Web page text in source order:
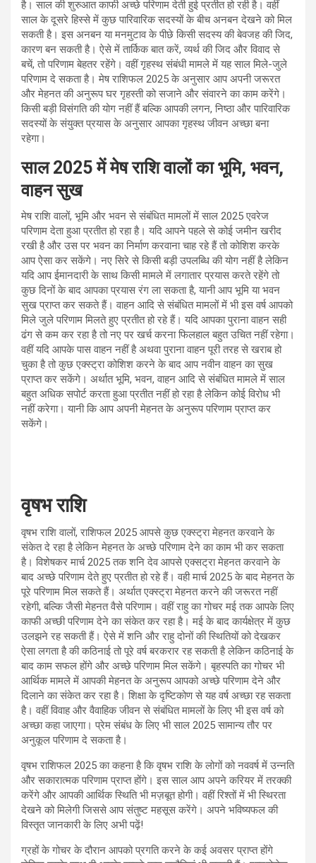
है। साल की शुरुआत काफी अच्छे परिणाम देती हुई प्रतीत हो रही है। वहीं
साल के दूसरे हिस्से में कुछ पारिवारिक सदस्यों के बीच अनबन देखने को मिल
सकती है। इस अनबन या मनमुटाव के पीछे किसी सदस्य की बेवजह की जिद,
कारण बन सकती है। ऐसे में तार्किक बात करें, व्यर्थ की जिद और विवाद से
बचें, तो परिणाम बेहतर रहेंगे। वहीं गृहस्थ संबंधी मामले में यह साल मिले-जुले
परिणाम दे सकता है। मेष राशिफल 2025 के अनुसार आप अपनी जरूरत
और मेहनत की अनुरूप घर गृहस्ती को सजाने और संवारने का काम करेंगे।
किसी बड़ी विसंगति की योग नहीं हैं बल्कि आपकी लगन, निष्ठा और पारिवारिक
सदस्यों के संयुक्त प्रयास के अनुसार आपका गृहस्थ जीवन अच्छा बना
रहेगा।
साल 2025 में मेष राशि वालों का भूमि, भवन,
वाहन सुख
मेष राशि वालों, भूमि और भवन से संबंधित मामलों में साल 2025 एवरेज
परिणाम देता हुआ प्रतीत हो रहा है। यदि आपने पहले से कोई जमीन खरीद
रखी है और उस पर भवन का निर्माण करवाना चाह रहे हैं तो कोशिश करके
आप ऐसा कर सकेंगे। नए सिरे से किसी बड़ी उपलब्धि की योग नहीं है लेकिन
यदि आप ईमानदारी के साथ किसी मामले में लगातार प्रयास करते रहेंगे तो
कुछ दिनों के बाद आपका प्रयास रंग ला सकता है, यानी आप भूमि या भवन
सुख प्राप्त कर सकते हैं। वाहन आदि से संबंधित मामलों में भी इस वर्ष आपको
मिले जुले परिणाम मिलते हुए प्रतीत हो रहे हैं। यदि आपका पुराना वाहन सही
ढंग से कम कर रहा है तो नए पर खर्च करना फिलहाल बहुत उचित नहीं रहेगा।
वहीं यदि आपके पास वाहन नहीं है अथवा पुराना वाहन पूरी तरह से खराब हो
चुका है तो कुछ एक्स्ट्रा कोशिश करने के बाद आप नवीन वाहन का सुख
प्राप्त कर सकेंगे। अर्थात भूमि, भवन, वाहन आदि से संबंधित मामले में साल
बहुत अधिक सपोर्ट करता हुआ प्रतीत नहीं हो रहा है लेकिन कोई विरोध भी
नहीं करेगा। यानी कि आप अपनी मेहनत के अनुरूप परिणाम प्राप्त कर
सकेंगे।
वृषभ राशि
वृषभ राशि वालों, राशिफल 2025 आपसे कुछ एक्स्ट्रा मेहनत करवाने के
संकेत दे रहा है लेकिन मेहनत के अच्छे परिणाम देने का काम भी कर सकता
है। विशेषकर मार्च 2025 तक शनि देव आपसे एक्सट्रा मेहनत करवाने के
बाद अच्छे परिणाम देते हुए प्रतीत हो रहे हैं। वही मार्च 2025 के बाद मेहनत के
पूरे परिणाम मिल सकते हैं। अर्थात एक्स्ट्रा मेहनत करने की जरूरत नहीं
रहेगी, बल्कि जैसी मेहनत वैसे परिणाम। वहीं राहु का गोचर मई तक आपके लिए
काफी अच्छी परिणाम देने का संकेत कर रहा है। मई के बाद कार्यक्षेत्र में कुछ
उलझने रह सकती हैं। ऐसे में शनि और राहु दोनों की स्थितियों को देखकर
ऐसा लगता है की कठिनाई तो पूरे वर्ष बरकरार रह सकती है लेकिन कठिनाई के
बाद काम सफल होंगे और अच्छे परिणाम मिल सकेंगे। बृहस्पति का गोचर भी
आर्थिक मामले में आपकी मेहनत के अनुरूप आपको अच्छे परिणाम देने और
दिलाने का संकेत कर रहा है। शिक्षा के दृष्टिकोण से यह वर्ष अच्छा रह सकता
है। वहीं विवाह और वैवाहिक जीवन से संबंधित मामलों के लिए भी इस वर्ष को
अच्छा कहा जाएगा। प्रेम संबंध के लिए भी साल 2025 सामान्य तौर पर
अनुकूल परिणाम दे सकता है।
वृषभ राशिफल 2025 का कहना है कि वृषभ राशि के लोगों को नववर्ष में उन्नति
और सकारात्मक परिणाम प्राप्त होंगे। इस साल आप अपने करियर में तरक्की
करेंगे और आपकी आर्थिक स्थिति भी मज़बूत होगी। वहीं रिश्तों में भी स्थिरता
देखने को मिलेगी जिससे आप संतुष्ट महसूस करेंगे। अपने भविष्यफल की
विस्तृत जानकारी के लिए अभी पढ़ें!
ग्रहों के गोचर के दौरान आपको प्रगति करने के कई अवसर प्राप्त होंगे